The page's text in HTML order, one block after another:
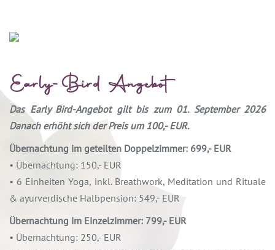
Early-Bird Angebot
Das Early Bird-Angebot gilt bis zum 01. September 2026
Danach erhöht sich der Preis um 100,- EUR.
Übernachtung im geteilten Doppelzimmer: 699,- EUR
• Übernachtung: 150,- EUR
• 6 Einheiten Yoga, inkl. Breathwork, Meditation und Rituale
& ayurverdische Halbpension: 549,- EUR
Übernachtung im Einzelzimmer: 799,- EUR
• Übernachtung: 250,- EUR